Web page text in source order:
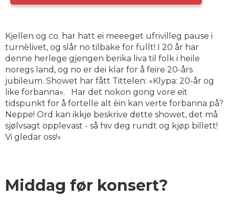
Kjellen og co. har hatt ei meeeget ufrivilleg pause i
turnèlivet, og slår no tilbake for fullt! I 20 år har
denne herlege gjengen berika liva til folk i heile
noregs land, og no er dei klar for å feire 20-års
jubileum. Showet har fått Tittelen: «Klypa: 20-år og
like forbanna». Har det nokon gong vore eit
tidspunkt for å fortelle alt èin kan verte forbanna på?
Neppe! Ord kan ikkje beskrive dette showet, det må
sjølvsagt opplevast - så hiv deg rundt og kjøp billett!
Vi gledar oss!»
Middag før konsert?